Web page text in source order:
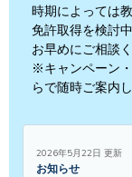
時期によっては
免許取得を検討中
お早めにご相談く
※キャンペーン
らで随時ご案内し
2026年5月22日 更新
お知らせ